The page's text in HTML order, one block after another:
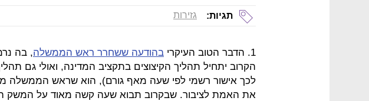
תגיות: גזירות
1. הדבר הטוב העיקרי בהודעה ששחרר ראש הממשלה, בה
הקרוב יתחיל תהליך הקיצוצים בתקציב המדינה, ואולי גם
לכך אישור רשמי לפי שעה מאף גורם), הוא שראש הממשלה
את האמת לציבור. שבקרוב תבוא שעה קשה מאוד על המשק